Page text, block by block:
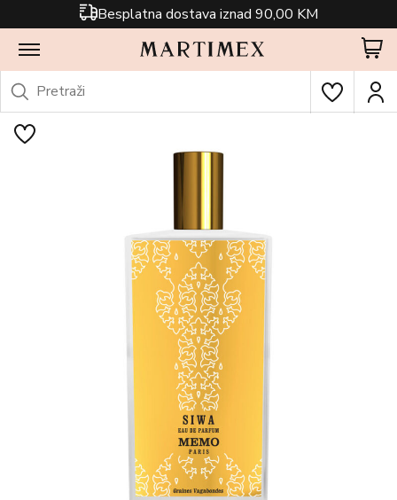
Besplatna dostava iznad 90,00 KM